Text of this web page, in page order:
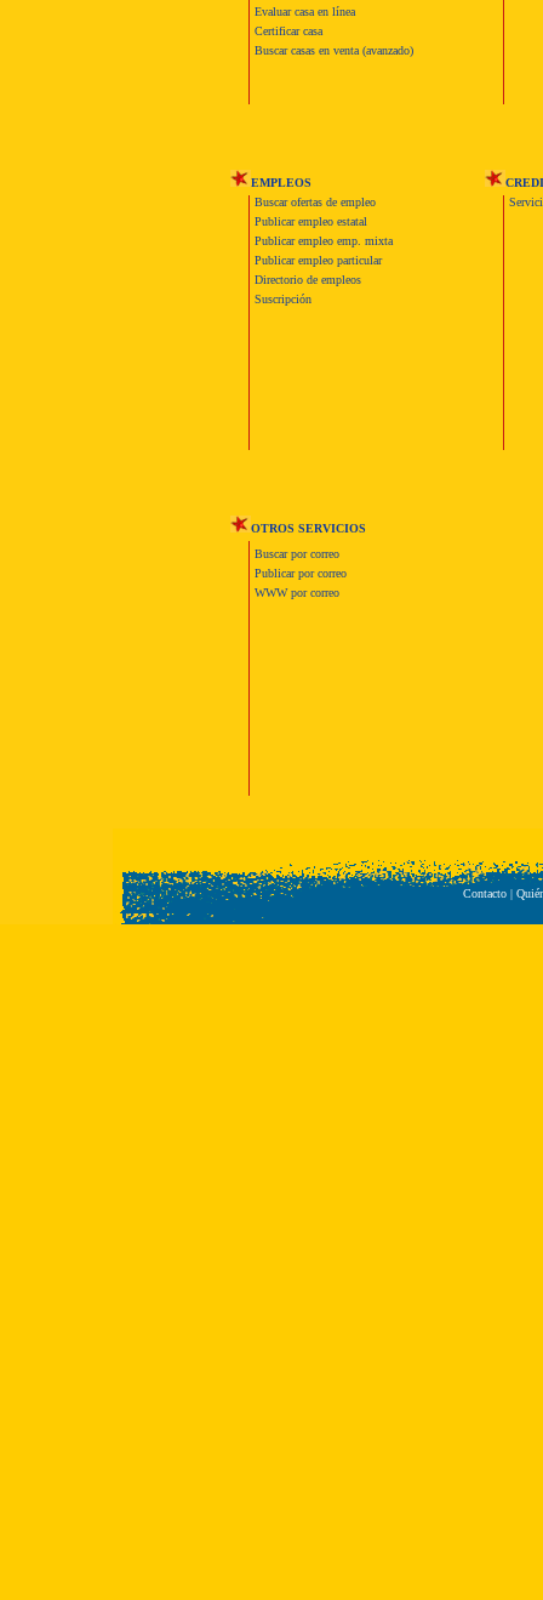
Evaluar casa en línea
Certificar casa
Buscar casas en venta (avanzado)
EMPLEOS
Buscar ofertas de empleo
Publicar empleo estatal
Publicar empleo emp. mixta
Publicar empleo particular
Directorio de empleos
Suscripción
OTROS SERVICIOS
Buscar por correo
Publicar por correo
WWW por correo
Contacto|